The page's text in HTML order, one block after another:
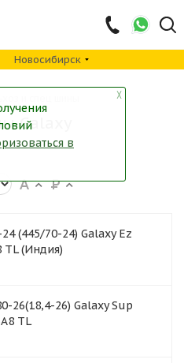
Новосибирск
Galaxy
(445/70-24) Galaxy Ez
TL (Индия)
26(18,4-26) Galaxy Sup
TL
╳
в